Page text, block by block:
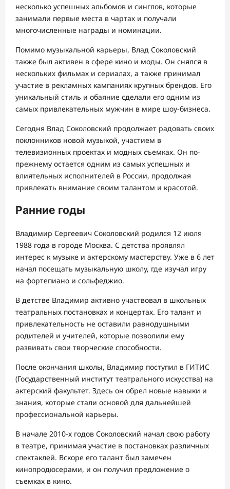
несколько успешных альбомов и синглов, которые
занимали первые места в чартах и получали
многочисленные награды и номинации.
Помимо музыкальной карьеры, Влад Соколовский
также был активен в сфере кино и моды. Он снялся в
нескольких фильмах и сериалах, а также принимал
участие в рекламных кампаниях крупных брендов. Его
уникальный стиль и обаяние сделали его одним из
самых привлекательных мужчин в мире шоу-бизнеса.
Сегодня Влад Соколовский продолжает радовать своих
поклонников новой музыкой, участием в
телевизионных проектах и модных съемках. Он по-
прежнему остается одним из самых успешных и
влиятельных исполнителей в России, продолжая
привлекать внимание своим талантом и красотой.
Ранние годы
Владимир Сергеевич Соколовский родился 12 июля
1988 года в городе Москва. С детства проявлял
интерес к музыке и актерскому мастерству. Уже в 6 лет
начал посещать музыкальную школу, где изучал игру
на фортепиано и сольфеджио.
В детстве Владимир активно участвовал в школьных
театральных постановках и концертах. Его талант и
привлекательность не оставили равнодушными
родителей и учителей, которые позволили ему
развивать свои творческие способности.
После окончания школы, Владимир поступил в ГИТИС
(Государственный институт театрального искусства) на
актерский факультет. Здесь он обрел новые навыки и
знания, которые стали основой для дальнейшей
профессиональной карьеры.
В начале 2010-х годов Соколовский начал свою работу
в театре, принимая участие в постановках различных
спектаклей. Вскоре его талант был замечен
кинопродюсерами, и он получил предложение о
съемках в кино.